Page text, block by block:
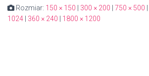
Rozmiar: 150 × 150 300 × 200 750 × 500
1024
360 × 240 1800 × 1200